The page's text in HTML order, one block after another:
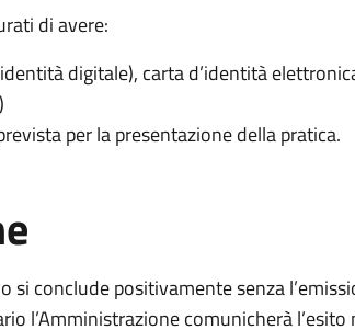
di avere:
digitale), carta d’identità
per la presentazione della pratica.
conclude positivamente senza
l’Amministrazione comunicherà l’esito